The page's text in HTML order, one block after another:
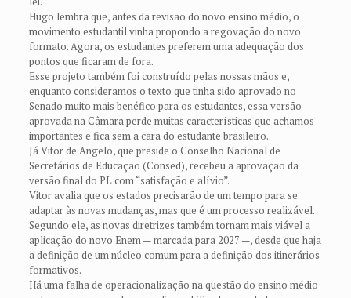
Hugo lembra que, antes da revisão do novo ensino médio, o
movimento estudantil vinha propondo a regovação do novo
formato. Agora, os estudantes preferem uma adequação dos
pontos que ficaram de fora.
Esse projeto também foi construído pelas nossas mãos e,
enquanto consideramos o texto que tinha sido aprovado no
Senado muito mais benéfico para os estudantes, essa versão
aprovada na Câmara perde muitas características que achamos
importantes e fica sem a cara do estudante brasileiro.
Já Vitor de Angelo, que preside o Conselho Nacional de
Secretários de Educação (Consed), recebeu a aprovação da
versão final do PL com “satisfação e alívio”.
Vitor avalia que os estados precisarão de um tempo para se
adaptar às novas mudanças, mas que é um processo realizável.
Segundo ele, as novas diretrizes também tornam mais viável a
aplicação do novo Enem — marcada para 2027 —, desde que haja
a definição de um núcleo comum para a definição dos itinerários
formativos.
Há uma falha de operacionalização na questão do ensino médio